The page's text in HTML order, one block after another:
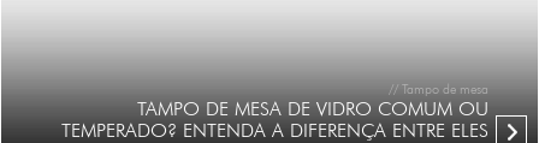
// Tampo de mesa
TAMPO DE MESA DE VIDRO COMUM OU
TEMPERADO? ENTENDA A DIFERENÇA ENTRE ELES